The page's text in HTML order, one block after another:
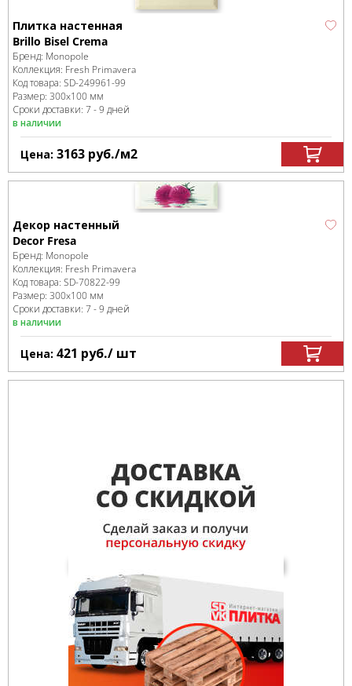
Плитка настенная
Brillo Bisel Crema
Бренд: Monopole
Коллекция: Fresh Primavera
Код товара: SD-249961-99
Размер: 300x100 мм
Сроки доставки: 7 - 9 дней
в наличии
Цена: 3163 руб./м2
Декор настенный
Decor Fresa
Бренд: Monopole
Коллекция: Fresh Primavera
Код товара: SD-70822-99
Размер: 300x100 мм
Сроки доставки: 7 - 9 дней
в наличии
Цена: 421 руб./ шт